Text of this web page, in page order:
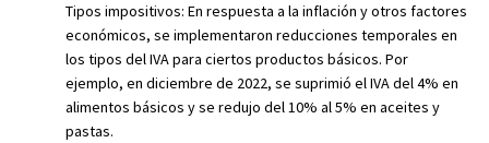
Tipos impositivos: En respuesta a la inflación y otros factores
económicos, se implementaron reducciones temporales en
los tipos del IVA para ciertos productos básicos. Por
ejemplo, en diciembre de 2022, se suprimió el IVA del 4% en
alimentos básicos y se redujo del 10% al 5% en aceites y
pastas.